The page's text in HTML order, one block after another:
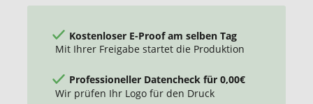
Kostenloser E-Proof am selben Tag
Mit Ihrer Freigabe startet die Produktion
Professioneller Datencheck für 0,00€
Wir prüfen Ihr Logo für den Druck